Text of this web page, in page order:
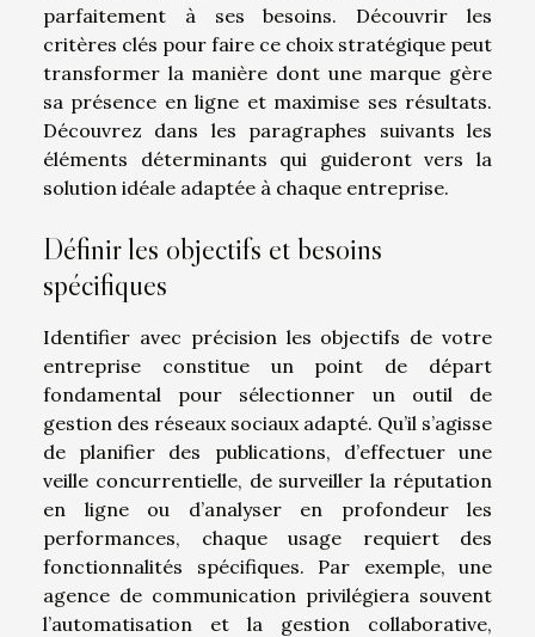
parfaitement à ses besoins. Découvrir les
critères clés pour faire ce choix stratégique peut
transformer la manière dont une marque gère
sa présence en ligne et maximise ses résultats.
Découvrez dans les paragraphes suivants les
éléments déterminants qui guideront vers la
solution idéale adaptée à chaque entreprise.
Définir les objectifs et besoins
spécifiques
Identifier avec précision les objectifs de votre
entreprise constitue un point de départ
fondamental pour sélectionner un outil de
gestion des réseaux sociaux adapté. Qu’il s’agisse
de planifier des publications, d’effectuer une
veille concurrentielle, de surveiller la réputation
en ligne ou d’analyser en profondeur les
performances, chaque usage requiert des
fonctionnalités spécifiques. Par exemple, une
agence de communication privilégiera souvent
l’automatisation et la gestion collaborative,